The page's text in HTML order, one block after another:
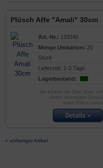
Plüsch Affe "Amali" 30cm
Art.-Nr.: 133340
Menge Umkarton: 20
Stück
Lieferzeit: 1-3 Tage
Lagerbestand:
Sie können als Gast (bzw. mit
Ihrem derzeitigen Status)
keine Preise sehen
« vorheriger Artikel